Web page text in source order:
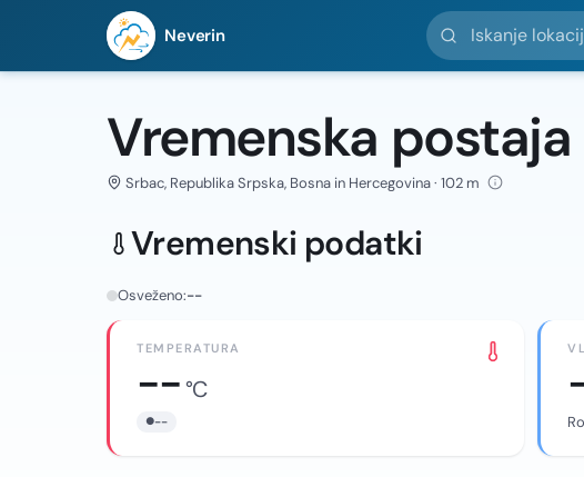
Neverin
Iskanje lokacij
Vremenska
Srbac, Republika Srpska, Bosna in Hercegovina · 102 m
Vremenski podatki
Osveženo:--
TEMPERATURA
--°C
--